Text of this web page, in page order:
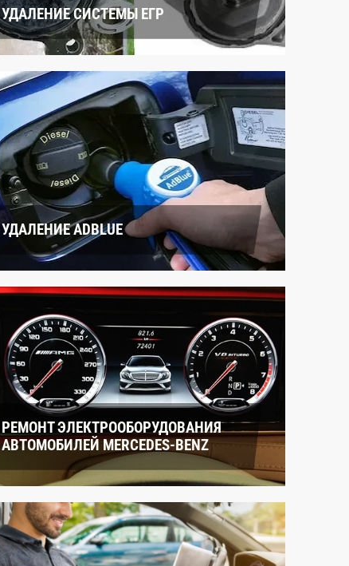
УДАЛЕНИЕ СИСТЕМЫ ЕГР
УДАЛЕНИЕ ADBLUE
РЕМОНТ ЭЛЕКТРООБОРУДОВАНИЯ
АВТОМОБИЛЕЙ MERCEDES-BENZ